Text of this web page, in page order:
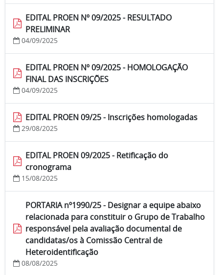
EDITAL PROEN Nº 09/2025 - RESULTADO
PRELIMINAR
04/09/2025
EDITAL PROEN Nº 09/2025 - HOMOLOGAÇÃO
FINAL DAS INSCRIÇÕES
04/09/2025
EDITAL PROEN 09/25 - Inscrições homologadas
29/08/2025
EDITAL PROEN 09/2025 - Retificação do
cronograma
15/08/2025
PORTARIA nº1990/25 - Designar a equipe abaixo
relacionada para constituir o Grupo de Trabalho
responsável pela avaliação documental de
candidatas/os à Comissão Central de
Heteroidentificação
08/08/2025